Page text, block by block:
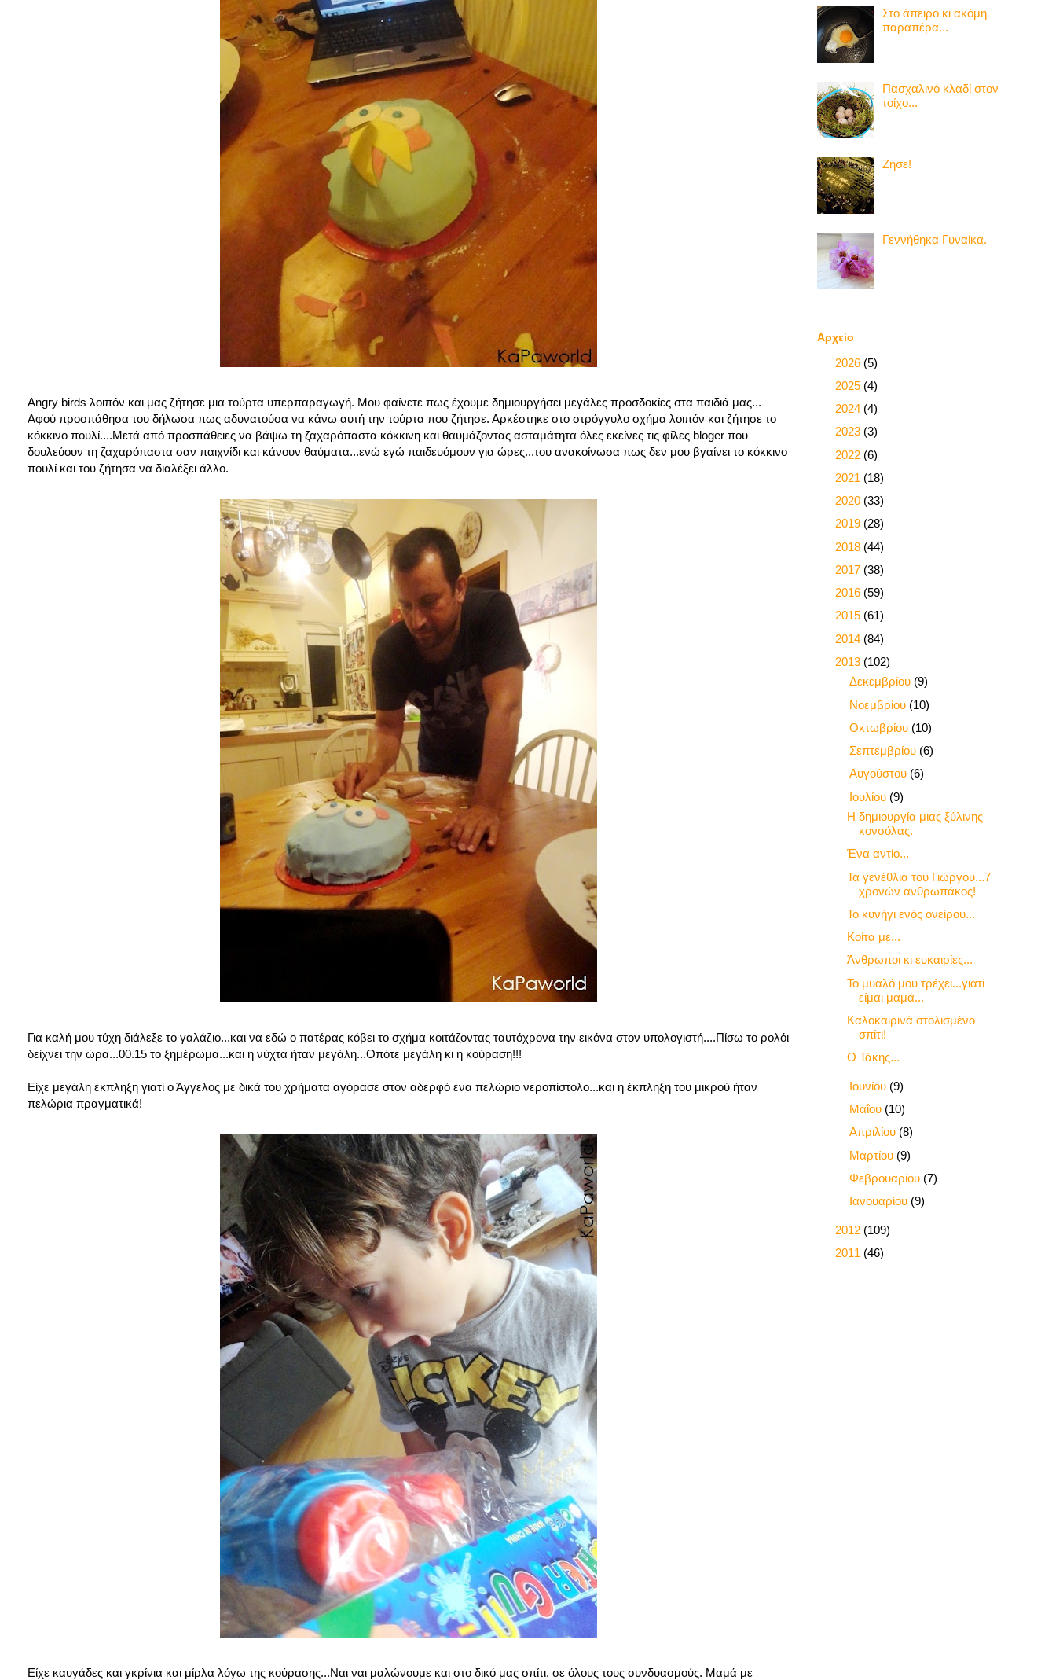
Angry birds λοιπόν και μας ζήτησε μια τούρτα υπερπαραγωγή. Μου φαίνετε πως έχουμε δημιουργήσει μεγάλες προσδοκίες στα παιδιά μας...
Αφού προσπάθησα του δήλωσα πως αδυνατούσα να κάνω αυτή την τούρτα που ζήτησε. Αρκέστηκε στο στρόγγυλο σχήμα λοιπόν και ζήτησε το
κόκκινο πουλί....Μετά από προσπάθειες να βάψω τη ζαχαρόπαστα κόκκινη και θαυμάζοντας ασταμάτητα όλες εκείνες τις φίλες bloger που
δουλεύουν τη ζαχαρόπαστα σαν παιχνίδι και κάνουν θαύματα...ενώ εγώ παιδευόμουν για ώρες...του ανακοίνωσα πως δεν μου βγαίνει το κόκκινο
πουλί και του ζήτησα να διαλέξει άλλο.
Για καλή μου τύχη διάλεξε το γαλάζιο...και να εδώ ο πατέρας κόβει το σχήμα κοιτάζοντας ταυτόχρονα την εικόνα στον υπολογιστή....Πίσω το ρολόι
δείχνει την ώρα...00.15 το ξημέρωμα...και η νύχτα ήταν μεγάλη...Οπότε μεγάλη κι η κούραση!!!
Είχε μεγάλη έκπληξη γιατί ο Άγγελος με δικά του χρήματα αγόρασε στον αδερφό ένα πελώριο νεροπίστολο...και η έκπληξη του μικρού ήταν
πελώρια πραγματικά!
Είχε καυγάδες και γκρίνια και μίρλα λόγω της κούρασης...Ναι ναι μαλώνουμε και στο δικό μας σπίτι, σε όλους τους συνδυασμούς. Μαμά με
Στο άπειρο κι ακόμη
παραπέρα...
Πασχαλινό κλαδί στον
τοίχο...
Ζήσε!
Γεννήθηκα Γυναίκα.
Αρχείο
2026 (5)
2025 (4)
2024 (4)
2023 (3)
2022 (6)
2021 (18)
2020 (33)
2019 (28)
2018 (44)
2017 (38)
2016 (59)
2015 (61)
2014 (84)
2013 (102)
Δεκεμβρίου (9)
Νοεμβρίου (10)
Οκτωβρίου (10)
Σεπτεμβρίου (6)
Αυγούστου (6)
Ιουλίου (9)
Η δημιουργία μιας ξύλινης
κονσόλας.
Ένα αντίο...
Τα γενέθλια του Γιώργου...7
χρονών ανθρωπάκος!
Το κυνήγι ενός ονείρου...
Κοίτα με...
Άνθρωποι κι ευκαιρίες...
Το μυαλό μου τρέχει...γιατί
είμαι μαμά...
Καλοκαιρινά στολισμένο
σπίτι!
Ο Τάκης...
Ιουνίου (9)
Μαΐου (10)
Απριλίου (8)
Μαρτίου (9)
Φεβρουαρίου (7)
Ιανουαρίου (9)
2012 (109)
2011 (46)